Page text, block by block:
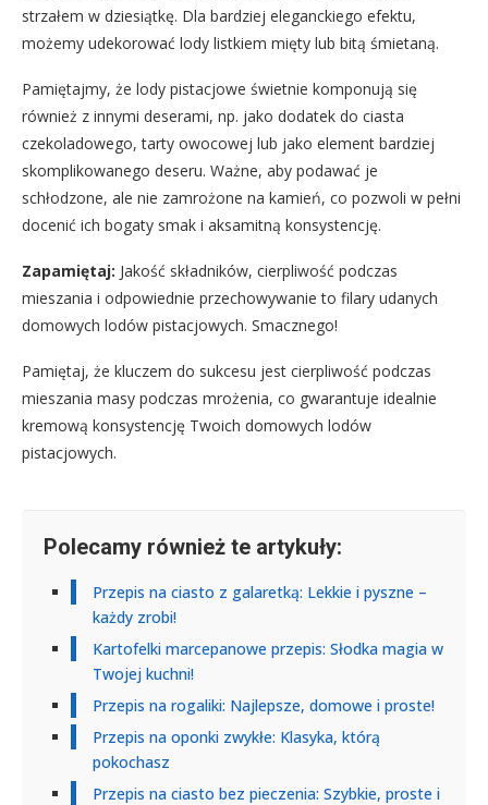
strzałem w dziesiątkę. Dla bardziej eleganckiego efektu,
możemy udekorować lody listkiem mięty lub bitą śmietaną.
Pamiętajmy, że lody pistacjowe świetnie komponują się
również z innymi deserami, np. jako dodatek do ciasta
czekoladowego, tarty owocowej lub jako element bardziej
skomplikowanego deseru. Ważne, aby podawać je
schłodzone, ale nie zamrożone na kamień, co pozwoli w pełni
docenić ich bogaty smak i aksamitną konsystencję.
Zapamiętaj: Jakość składników, cierpliwość podczas
mieszania i odpowiednie przechowywanie to filary udanych
domowych lodów pistacjowych. Smacznego!
Pamiętaj, że kluczem do sukcesu jest cierpliwość podczas
mieszania masy podczas mrożenia, co gwarantuje idealnie
kremową konsystencję Twoich domowych lodów
pistacjowych.
Polecamy również te artykuły:
Przepis na ciasto z galaretką: Lekkie i pyszne –
każdy zrobi!
Kartofelki marcepanowe przepis: Słodka magia w
Twojej kuchni!
Przepis na rogaliki: Najlepsze, domowe i proste!
Przepis na oponki zwykłe: Klasyka, którą
pokochasz
Przepis na ciasto bez pieczenia: Szybkie, proste i